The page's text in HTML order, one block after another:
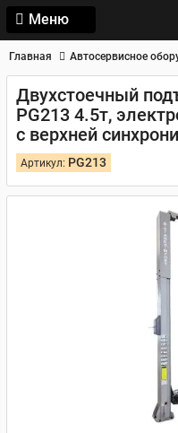
Меню
Главная Автосервисное
Двухстоечный
PG213 4.5т,
с верхней
Артикул: PG213